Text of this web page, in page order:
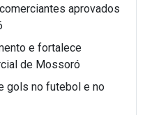
aprovados
e fortalece
de Mossoró
gols no futebol e no